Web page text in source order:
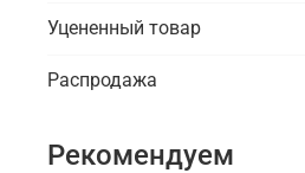
Уцененный товар
Распродажа
Рекомендуем